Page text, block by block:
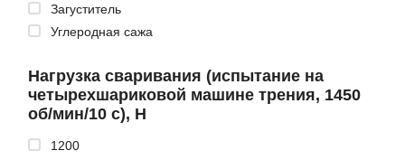
Загуститель
Углеродная сажа
Нагрузка сваривания (испытание на
четырехшариковой машине трения, 1450
об/мин/10 с), Н
1200